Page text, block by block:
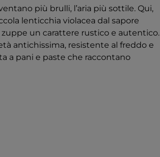
più brulli, l’aria più sottile. Qui,
lenticchia violacea dal sapore
un carattere rustico e autentico.
antichissima, resistente al freddo e
a pani e paste che raccontano